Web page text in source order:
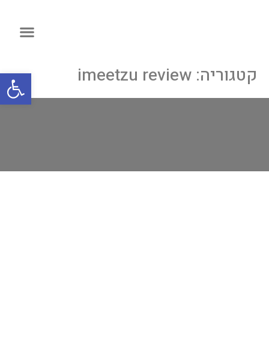
קטגוריה: imeetzu review